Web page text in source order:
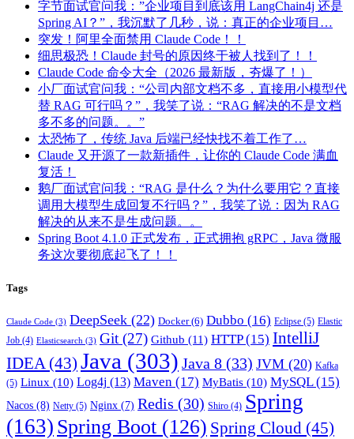
字节面试官问我：”企业项目到底该用 LangChain4j 还是
Spring AI？”，我沉默了几秒，说：真正的企业项目…
突发！阿里全面禁用 Claude Code！！
细思极恐！Claude 封号的原因终于被人找到了！！
Claude Code 命令大全（2026 最新版，夯爆了！）
小厂面试官问我：“公司内部文档不多，直接用小模型代
替 RAG 可行吗？”，我笑了说：“RAG 解决的不是文档
多不多的问题。。”
太恐怖了，传统 Java 后端已经快找不着工作了…
Claude 又开源了一款新插件，让你的 Claude Code 满血
复活！
鹅厂面试官问我：“RAG 是什么？为什么要用它？直接
调用大模型生成回复不行吗？”，我笑了说：因为 RAG
解决的从来不是生成问题。。
Spring Boot 4.1.0 正式发布，正式拥抱 gRPC，Java 微服
务这次要彻底起飞了！！
Tags
Claude Code (3) DeepSeek (22) Docker(6) Dubbo (16) Eclipse (5) Elastic
Job (4) Elasticsearch (3) Git (27) Github (11) HTTP(15) IntelliJ
IDEA (43) Java (303) Java 8 (33) JVM (20) Kafka
(5) Linux (10) Log4j (13) Maven (17) MyBatis (10) MySQL(15)
Nacos (8) Netty (5) Nginx (7) Redis (30) Shiro (4) Spring
(163) Spring Boot (126) Spring Cloud (45)